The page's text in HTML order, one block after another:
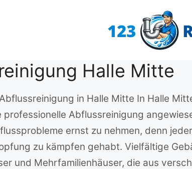
Halle Mitte
in Halle Mitte In Halle
professionelle Abflussreinigung
ernst zu nehmen, denn
zu kämpfen gehabt. Vielfältige
und Mehrfamilienhäuser, die aus